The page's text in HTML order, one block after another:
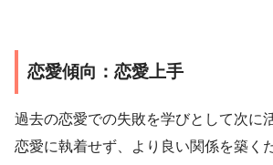
恋愛傾向：恋愛上手
過去の恋愛での失敗を学びとして次に
恋愛に執着せず、より良い関係を築く